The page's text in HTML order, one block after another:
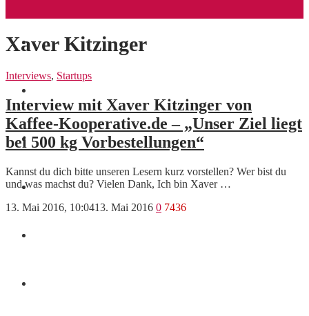
Allgemein
News
Finanzen
Xaver Kitzinger
Interviews, Startups
Interview mit Xaver Kitzinger von
Kaffee-Kooperative.de – „Unser Ziel liegt
bei 500 kg Vorbestellungen“
Kannst du dich bitte unseren Lesern kurz vorstellen? Wer bist du
und was machst du? Vielen Dank, Ich bin Xaver …
13. Mai 2016, 10:0413. Mai 2016 0 7436